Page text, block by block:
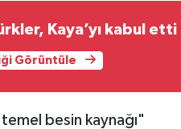
Kaya’yı kabul etti
Görüntüle
besin kaynağı"